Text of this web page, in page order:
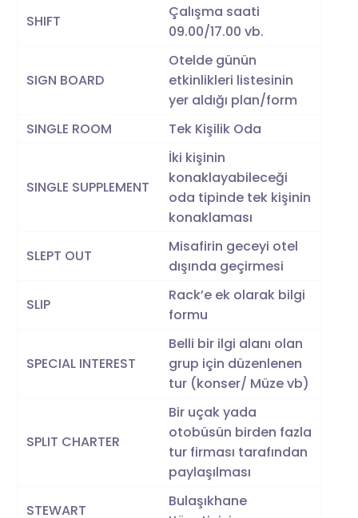
SHIFT
Çalışma saati
09.00/17.00 vb.
SIGN BOARD
Otelde günün
etkinlikleri listesinin
yer aldığı plan/form
SINGLE ROOM
Tek Kişilik Oda
SINGLE SUPPLEMENT
İki kişinin
konaklayabileceği
oda tipinde tek kişinin
konaklaması
SLEPT OUT
Misafirin geceyi otel
dışında geçirmesi
SLIP
Rack’e ek olarak bilgi
formu
SPECIAL INTEREST
Belli bir ilgi alanı olan
grup için düzenlenen
tur (konser/ Müze vb)
SPLIT CHARTER
Bir uçak yada
otobüsün birden fazla
tur firması tarafından
paylaşılması
STEWART
Bulaşıkhane